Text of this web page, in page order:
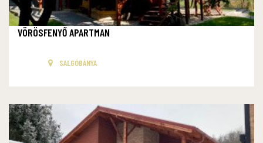
VÖRÖSFENYŐ APARTMAN
SALGÓBÁNYA